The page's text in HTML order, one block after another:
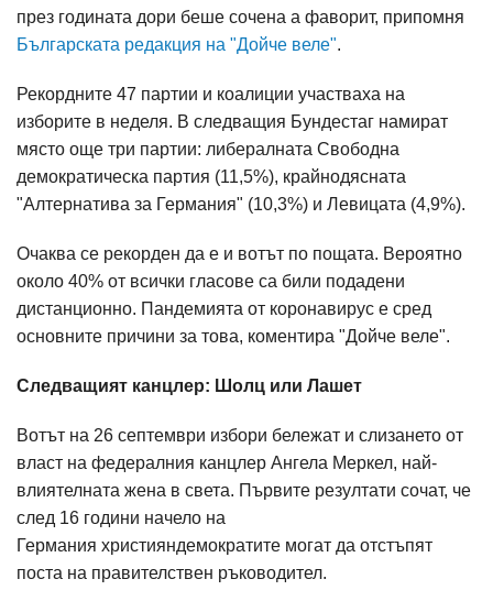
през годината дори беше сочена а фаворит, припомня
Българската редакция на "Дойче веле".
Рекордните 47 партии и коалиции участваха на
изборите в неделя. В следващия Бундестаг намират
място още три партии: либералната Свободна
демократическа партия (11,5%), крайнодясната
"Алтернатива за Германия" (10,3%) и Левицата (4,9%).
Очаква се рекорден да е и вотът по пощата. Вероятно
около 40% от всички гласове са били подадени
дистанционно. Пандемията от коронавирус е сред
основните причини за това, коментира "Дойче веле".
Следващият канцлер: Шолц или Лашет
Вотът на 26 септември избори бележат и слизането от
власт на федералния канцлер Ангела Меркел, най-
влиятелната жена в света. Първите резултати сочат, че
след 16 години начело на
Германия християндемократите могат да отстъпят
поста на правителствен ръководител.